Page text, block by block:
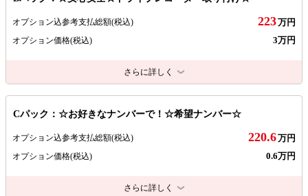
オプション込参考支払総額(税込) 223万円
オプション価格(税込) 3万円
さらに詳しく
Cパック：☆お好きなナンバーで！☆希望ナンバー☆
オプション込参考支払総額(税込) 220.6万円
オプション価格(税込) 0.6万円
さらに詳しく